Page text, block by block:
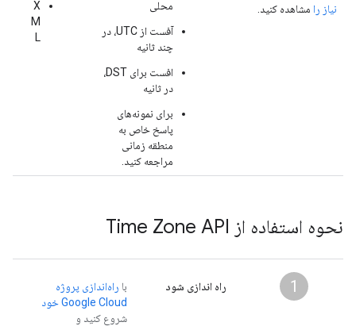
نیاز را مشاهده کنید.
محلی
آفست از UTC، در
چند ثانیه
افست برای DST،
در ثانیه
برای نمونه‌های
پاسخ خاص به
منطقه زمانی
مراجعه کنید.
X
M
L
نحوه استفاده از Time Zone API
1 راه اندازی شود با راه‌اندازی پروژه
Google Cloud خود
شروع کنید و